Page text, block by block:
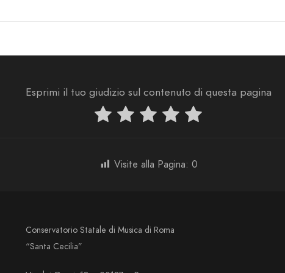
Esprimi il tuo giudizio sul contenuto di questa pagina
Visite alla Pagina: 0
Conservatorio Statale di Musica di Roma
“Santa Cecilia”